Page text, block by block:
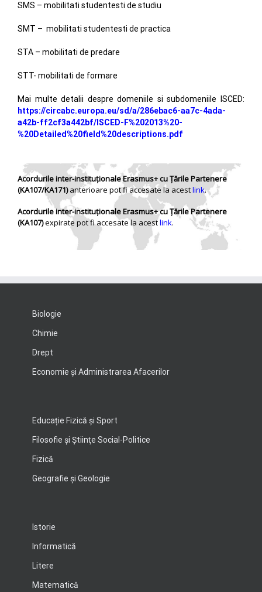
SMS – mobilitati studentesti de studiu
SMT – mobilitati studentesti de practica
STA – mobilitati de predare
STT- mobilitati de formare
Mai multe detalii despre domeniile si subdomeniile ISCED:
https://circabc.europa.eu/sd/a/286ebac6-aa7c-4ada-
a42b-ff2cf3a442bf/ISCED-F%202013%20-
%20Detailed%20field%20descriptions.pdf
Acordurile inter-instituționale Erasmus+ cu Țările Partenere
(KA107/KA171)anterioare pot fi accesate la acestlink.
Acordurile inter-instituționale Erasmus+ cu Țările Partenere
(KA107)expirate pot fi accesate la acestlink.
Biologie
Chimie
Drept
Economie şi Administrarea Afacerilor
Educație Fizică și Sport
Filosofie şi Ştiinţe Social-Politice
Fizică
Geografie şi Geologie
Istorie
Informatică
Litere
Matematică